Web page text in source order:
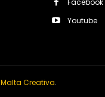
Youtube
Malta Creativa.